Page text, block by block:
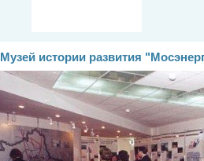
Музей истории развития